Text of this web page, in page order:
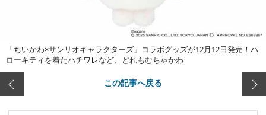
「ちいかわ×サンリオキャラクターズ」コラボグッズが12月12日発売！ハ
ローキティを着たハチワレなど、どれもむちゃかわ
この記事へ戻る